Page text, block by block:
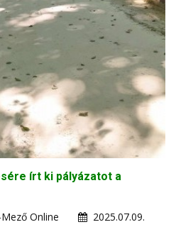
írt ki pályázatot a
Online
2025.07.09.